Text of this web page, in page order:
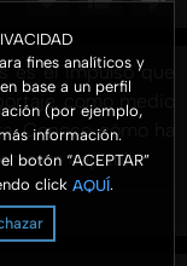
fines analíticos y
base a un perfil
(por ejemplo,
información.
botón “ACEPTAR”
click AQUÍ.
es el impulso que
como medio
Conoce cómo ha
este capítulo.